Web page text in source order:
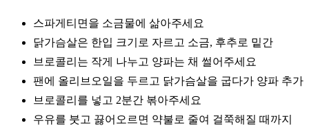
스파게티면을 소금물에 삶아주세요
닭가슴살은 한입 크기로 자르고 소금, 후추로 밑간
브로콜리는 작게 나누고 양파는 채 썰어주세요
팬에 올리브오일을 두르고 닭가슴살을 굽다가 양파 추가
브로콜리를 넣고 2분간 볶아주세요
우유를 붓고 끓어오르면 약불로 줄여 걸쭉해질 때까지